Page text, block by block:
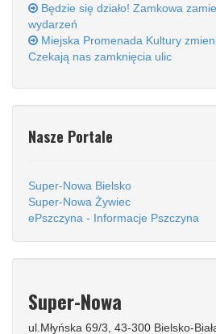
Będzie się działo! Zamkowa
wydarzeń
Miejska Promenada Kultury
Czekają nas zamknięcia ulic
Nasze Portale
Super-Nowa Bielsko
Super-Nowa Żywiec
ePszczyna - Informacje Pszczyna
Super-Nowa
ul.Młyńska 69/3, 43-300 Bielsko-